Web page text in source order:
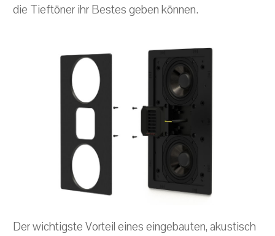
die Tieftöner ihr Bestes geben können.
Der wichtigste Vorteil eines eingebauten, akustisch